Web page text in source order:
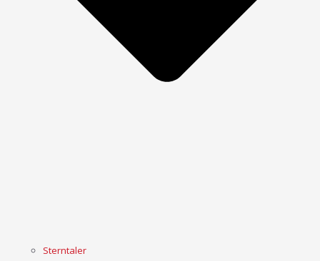
Sterntaler